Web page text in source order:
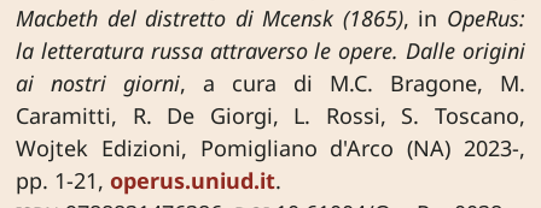
Macbeth del distretto di Mcensk (1865), in OpeRus:
la letteratura russa attraverso le opere. Dalle origini
ai nostri giorni, a cura di M.C. Bragone, M.
Caramitti, R. De Giorgi, L. Rossi, S. Toscano,
Wojtek Edizioni, Pomigliano d'Arco (NA) 2023-,
pp. 1-21, operus.uniud.it.